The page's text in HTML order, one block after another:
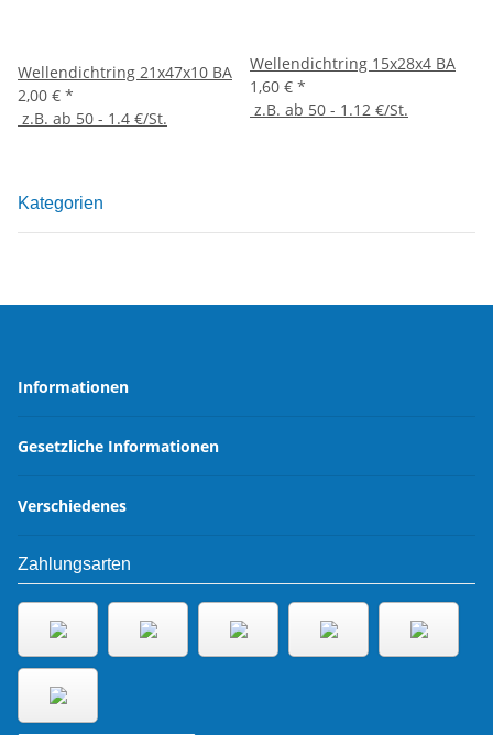
Wellendichtring 21x47x10 BA
2,00 € *
z.B. ab 50 - 1.4 €/St.
Wellendichtring 15x28x4 BA
1,60 € *
z.B. ab 50 - 1.12 €/St.
Kategorien
Informationen
Gesetzliche Informationen
Verschiedenes
Zahlungsarten